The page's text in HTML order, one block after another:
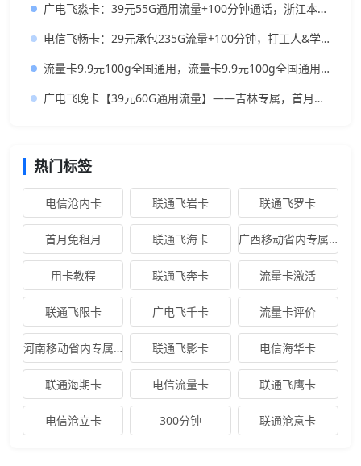
广电飞淼卡：39元55G通用流量+100分钟通话，浙江本地人的高性价比大流量卡推荐
电信飞畅卡：29元承包235G流量+100分钟，打工人&学生党闭眼入攻略
流量卡9.9元100g全国通用，流量卡9.9元100g全国通用是真的吗？
广电飞晚卡【39元60G通用流量】——吉林专属，首月按天折算，流量充足不踩坑
热门标签
电信沧内卡 联通飞岩卡 联通飞罗卡
首月免租月 联通飞海卡 广西移动省内专属卡
用卡教程 联通飞奔卡 流量卡激活
联通飞限卡 广电飞千卡 流量卡评价
河南移动省内专属卡 联通飞影卡 电信海华卡
联通海期卡 电信流量卡 联通飞鹰卡
电信沧立卡 300分钟 联通沧意卡